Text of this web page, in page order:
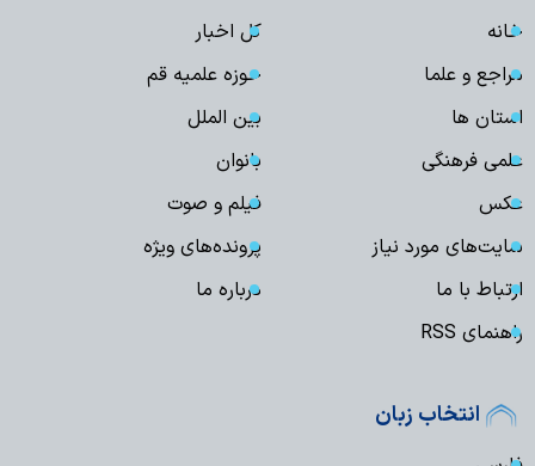
خانه
کل اخبار
مراجع و علما
حوزه علمیه قم
استان ها
بین الملل
علمی فرهنگی
بانوان
عکس
فیلم و صوت
سایت‌های مورد نیاز
پرونده‌های ویژه
ارتباط با ما
درباره ما
راهنمای RSS
انتخاب زبان